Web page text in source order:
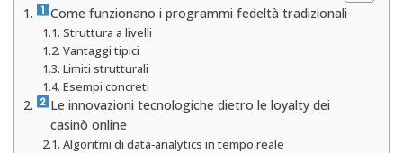
Come funzionano i programmi fedeltà tradizionali
Struttura a livelli
Vantaggi tipici
Limiti strutturali
Esempi concreti
Le innovazioni tecnologiche dietro le loyalty dei
casinò online
Algoritmi di data‑analytics in tempo reale